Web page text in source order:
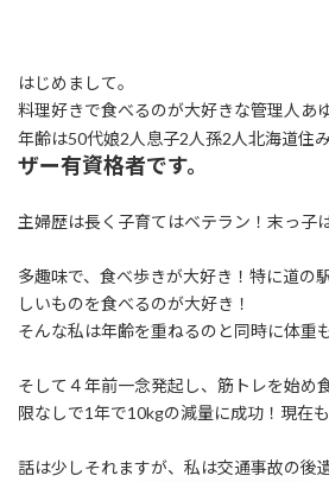
はじめまして。
料理好きで食べるのが大好きな管理人あ
年齢は50代娘2人息子2人孫2人北海道住
ザー有資格者です。
主婦歴は長く子育てはベテラン！末っ子
多趣味で、食べ歩きが大好き！特に道の
しいものを食べるのが大好き！
そんな私は年齢を重ねるのと同時に体重
そして４年前一念発起し、筋トレを始め
限なしで1年で10kgの減量に成功！現在も
話は少しそれますが、私は交通事故の後